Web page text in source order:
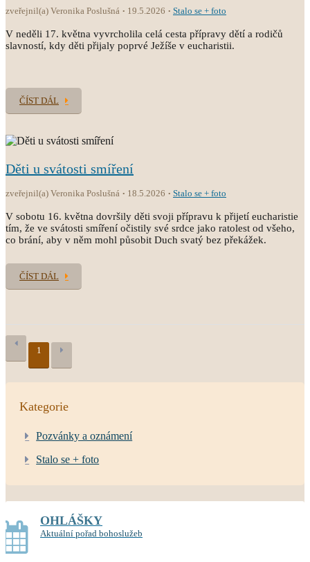
zveřejnil(a) Veronika Poslušná 19.5.2026 Stalo se + foto
V neděli 17. května vyvrcholila celá cesta přípravy dětí a rodičů
slavností, kdy děti přijaly poprvé Ježíše v eucharistii.
ČÍST DÁL
Děti u svátosti smíření
zveřejnil(a) Veronika Poslušná 18.5.2026 Stalo se + foto
V sobotu 16. května dovršily děti svoji přípravu k přijetí eucharistie
tím, že ve svátosti smíření očistily své srdce jako ratolest od všeho,
co brání, aby v něm mohl působit Duch svatý bez překážek.
ČÍST DÁL
1
Kategorie
Pozvánky a oznámení
Stalo se + foto
OHLÁŠKY
Aktuální pořad bohoslužeb